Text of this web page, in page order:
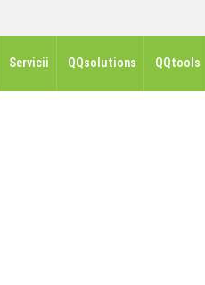
Servicii QQsolutions QQtools